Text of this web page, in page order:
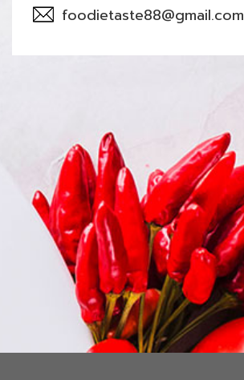
foodietaste88@gmail.com